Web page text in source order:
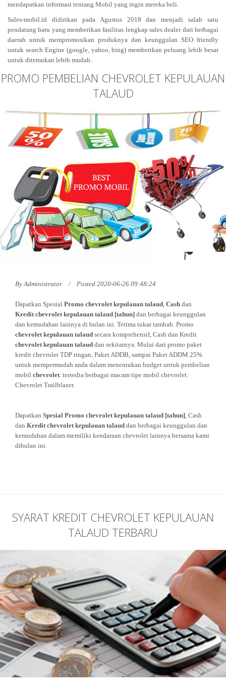
mendapatkan informasi tentang Mobil yang ingin mereka beli.
Sales-mobil.id didirikan pada Agustus 2018 dan menjadi salah satu
pendatang baru yang memberikan fasilitas lengkap sales dealer dari berbagai
daerah untuk mempromosikan produknya dan keunggulan SEO friendly
untuk search Engine (google, yahoo, bing) memberikan peluang lebih besar
untuk ditemukan lebih mudah.
PROMO PEMBELIAN CHEVROLET KEPULAUAN
TALAUD
ByAdministrator Posted 2020-06-26 09:48:24
Dapatkan Spesial Promo chevrolet kepulauan talaud, Cash dan
Kreditchevrolet kepulauan talaud [tahun] dan berbagai keunggulan
dan kemudahan lainnya di bulan ini. Terima tukar tambah. Promo
chevrolet kepulauan talaud secara komprehensif, Cash dan Kredit
chevrolet kepulauan talaud dan sekitarnya. Mulai dari promo paket
kredit chevrolet TDP ringan, Paket ADDB, sampai Paket ADDM 25%
untuk mempermudah anda dalam menentukan budget untuk pembelian
mobil chevrolet. tersedia berbagai macam tipe mobil chevrolet:
Chevrolet Trailblazer.
Dapatkan Spesial Promo chevrolet kepulauan talaud [tahun], Cash
dan Kreditchevrolet kepulauan talaud dan berbagai keunggulan dan
kemudahan dalam memiliki kendaraan chevrolet lainnya bersama kami
dibulan ini.
SYARAT KREDIT CHEVROLET KEPULAUAN
TALAUD TERBARU